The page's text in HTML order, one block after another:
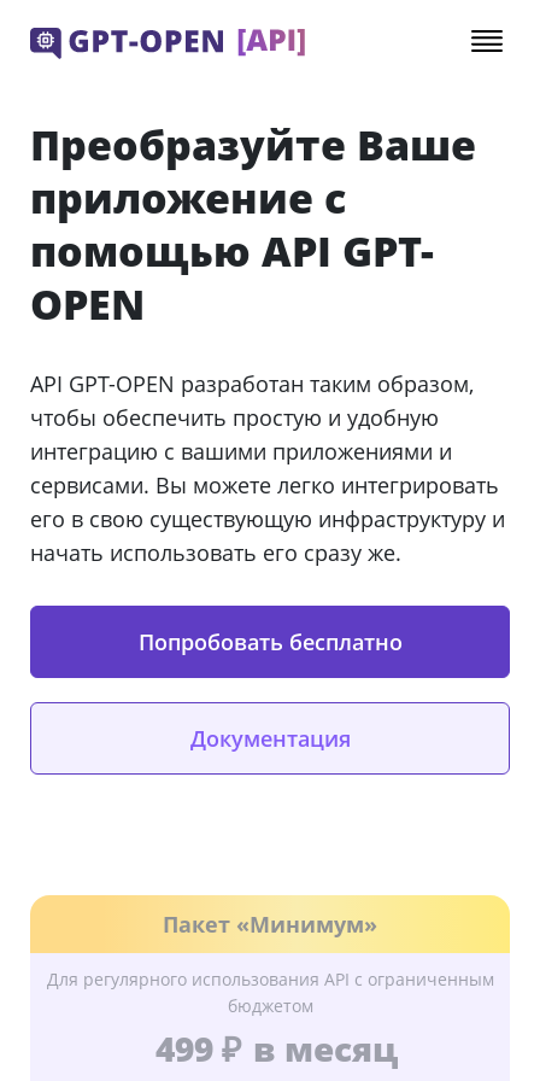
Преобразуйте Ваше
приложение с
помощью API GPT-
OPEN
API GPT-OPEN разработан таким образом,
чтобы обеспечить простую и удобную
интеграцию с вашими приложениями и
сервисами. Вы можете легко интегрировать
его в свою существующую инфраструктуру и
начать использовать его сразу же.
Попробовать бесплатно
Документация
Пакет «Минимум»
Для регулярного использования API с ограниченным
бюджетом
499 ₽ в месяц